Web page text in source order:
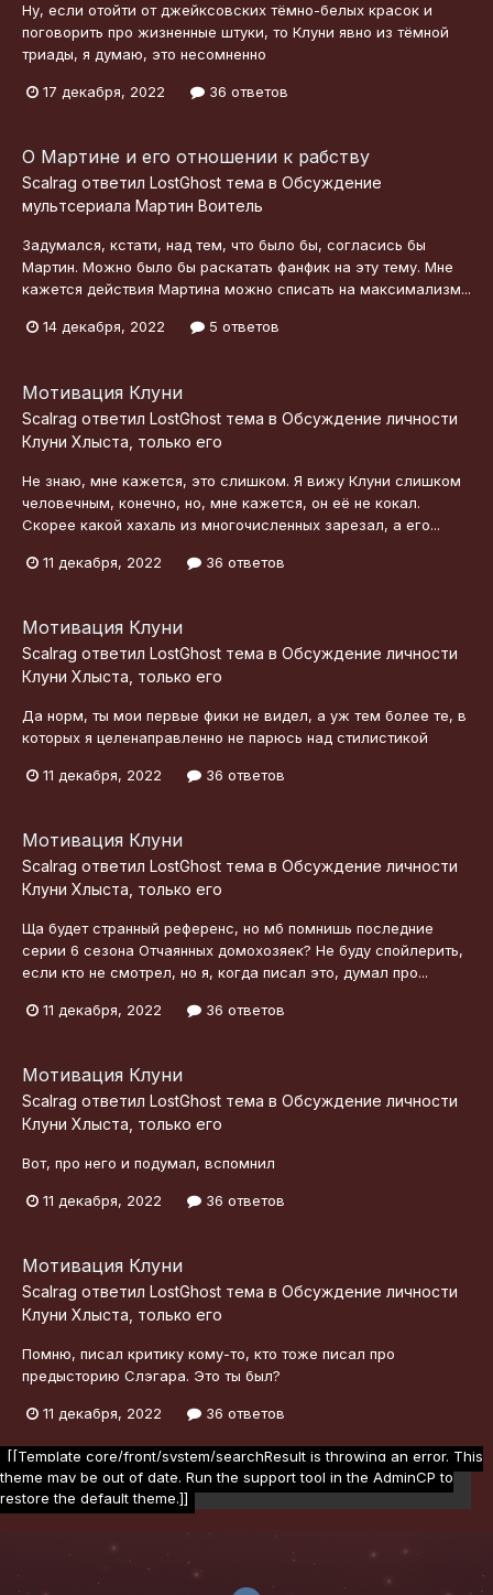
Ну, если отойти от джейксовских тёмно-белых красок и
поговорить про жизненные штуки, то Клуни явно из тёмной
триады, я думаю, это несомненно
17 декабря, 2022 36 ответов
О Мартине и его отношении к рабству
Scalrag ответил LostGhost тема в Обсуждение
мультсериала Мартин Воитель
Задумался, кстати, над тем, что было бы, согласись бы
Мартин. Можно было бы раскатать фанфик на эту тему. Мне
кажется действия Мартина можно списать на максимализм...
14 декабря, 2022 5 ответов
Мотивация Клуни
Scalrag ответил LostGhost тема в Обсуждение личности
Клуни Хлыста, только его
Не знаю, мне кажется, это слишком. Я вижу Клуни слишком
человечным, конечно, но, мне кажется, он её не кокал.
Скорее какой хахаль из многочисленных зарезал, а его...
11 декабря, 2022 36 ответов
Мотивация Клуни
Scalrag ответил LostGhost тема в Обсуждение личности
Клуни Хлыста, только его
Да норм, ты мои первые фики не видел, а уж тем более те, в
которых я целенаправленно не парюсь над стилистикой
11 декабря, 2022 36 ответов
Мотивация Клуни
Scalrag ответил LostGhost тема в Обсуждение личности
Клуни Хлыста, только его
Ща будет странный референс, но мб помнишь последние
серии 6 сезона Отчаянных домохозяек? Не буду спойлерить,
если кто не смотрел, но я, когда писал это, думал про...
11 декабря, 2022 36 ответов
Мотивация Клуни
Scalrag ответил LostGhost тема в Обсуждение личности
Клуни Хлыста, только его
Вот, про него и подумал, вспомнил
11 декабря, 2022 36 ответов
Мотивация Клуни
Scalrag ответил LostGhost тема в Обсуждение личности
Клуни Хлыста, только его
Помню, писал критику кому-то, кто тоже писал про
предысторию Слэгара. Это ты был?
11 декабря, 2022 36 ответов
[[Template core/front/system/searchResult is throwing an error. This
theme may be out of date. Run the support tool in the AdminCP to
restore the default theme.]]